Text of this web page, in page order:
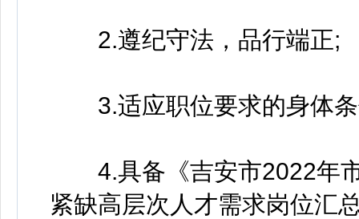
2.遵纪守法，品行端正;
3.适应职位要求的身体条
4.具备《吉安市2022年市
紧缺高层次人才需求岗位汇